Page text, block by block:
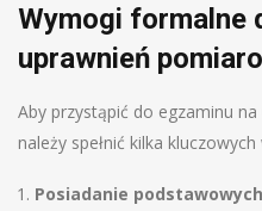
Wymogi formalne
uprawnień
Aby przystąpić do egzaminu
należy spełnić kilka
Posiadanie podstawowych